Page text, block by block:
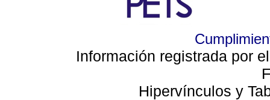
Información registrada por
Hipervínculos y